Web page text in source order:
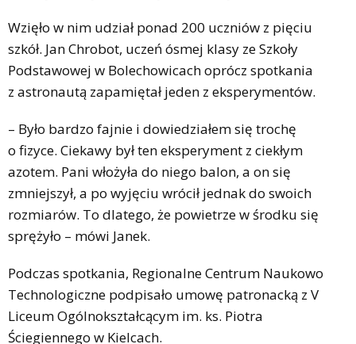
Wzięło w nim udział ponad 200 uczniów z pięciu
szkół. Jan Chrobot, uczeń ósmej klasy ze Szkoły
Podstawowej w Bolechowicach oprócz spotkania
z astronautą zapamiętał jeden z eksperymentów.
– Było bardzo fajnie i dowiedziałem się trochę
o fizyce. Ciekawy był ten eksperyment z ciekłym
azotem. Pani włożyła do niego balon, a on się
zmniejszył, a po wyjęciu wrócił jednak do swoich
rozmiarów. To dlatego, że powietrze w środku się
sprężyło – mówi Janek.
Podczas spotkania, Regionalne Centrum Naukowo
Technologiczne podpisało umowę patronacką z V
Liceum Ogólnokształcącym im. ks. Piotra
Ściegiennego w Kielcach.